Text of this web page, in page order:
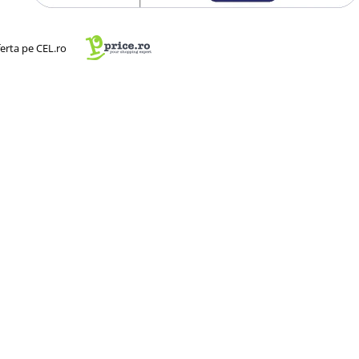
clienții cu rezultatele dvs.
spiralate,LED, cu
pe CEL.ro